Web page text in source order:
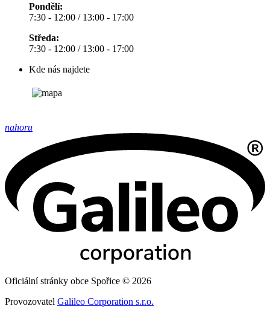
Pondělí:
7:30 - 12:00 / 13:00 - 17:00
Středa:
7:30 - 12:00 / 13:00 - 17:00
Kde nás najdete
nahoru
Oficiální stránky obce Spořice © 2026
Provozovatel Galileo Corporation s.r.o.